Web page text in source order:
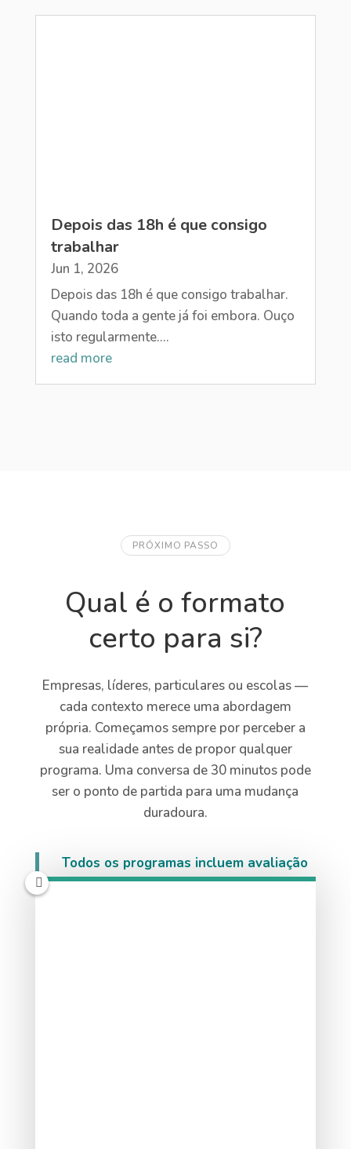
Depois das 18h é que consigo
trabalhar
Jun 1, 2026
Depois das 18h é que consigo trabalhar.
Quando toda a gente já foi embora. Ouço
isto regularmente....
read more
PRÓXIMO PASSO
Qual é o formato
certo para si?
Empresas, líderes, particulares ou escolas —
cada contexto merece uma abordagem
própria. Começamos sempre por perceber a
sua realidade antes de propor qualquer
programa. Uma conversa de 30 minutos pode
ser o ponto de partida para uma mudança
duradoura.
Todos os programas incluem avaliação
de impacto pré e pós-intervenção.